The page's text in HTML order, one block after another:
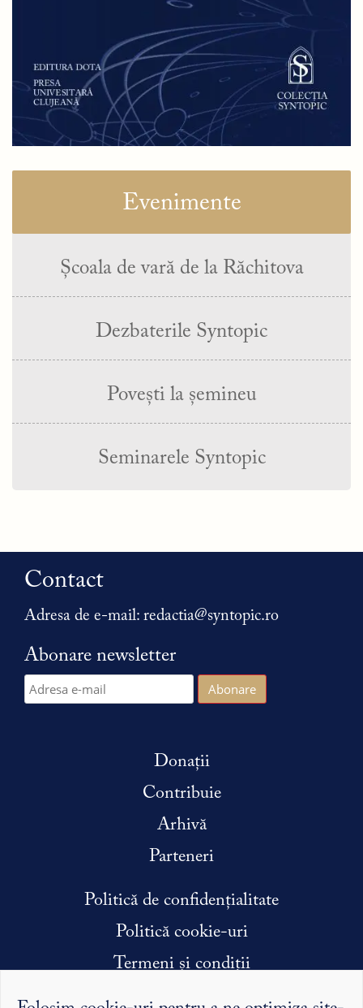
Evenimente
Școala de vară de la Răchitova
Dezbaterile Syntopic
Povești la șemineu
Seminarele Syntopic
Contact
Adresa de e-mail: redactia@syntopic.ro
Abonare newsletter
Donații
Contribuie
Arhivă
Parteneri
Politică de confidențialitate
Politică cookie-uri
Termeni și condiții
Condiții efectuare stagiu de practică